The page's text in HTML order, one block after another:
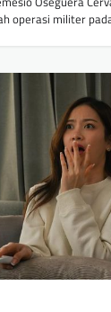
operasi militer